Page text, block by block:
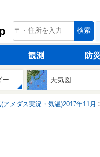
tenki.jp 検索
観測 防
ー 天気図
アメダス実況・気温)2017年11月